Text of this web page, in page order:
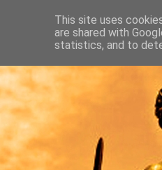
This site uses
are shared with
statistics, and to